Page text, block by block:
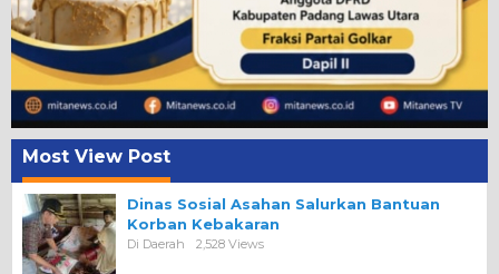
Most View Post
Dinas Sosial Asahan Salurkan Bantuan
Korban Kebakaran
Di Daerah 2,528 Views